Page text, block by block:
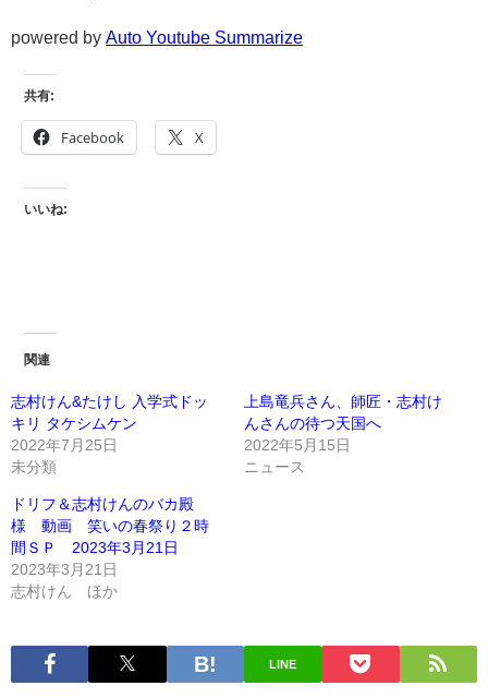
powered by Auto Youtube Summarize
共有:
Facebook X
いいね:
関連
志村けん&たけし 入学式ドッ
キリ タケシムケン
2022年7月25日
未分類
上島竜兵さん、師匠・志村け
んさんの待つ天国へ
2022年5月15日
ニュース
ドリフ＆志村けんのバカ殿
様 動画 笑いの春祭り２時
間ＳＰ 2023年3月21日
2023年3月21日
志村けん ほか
LINE